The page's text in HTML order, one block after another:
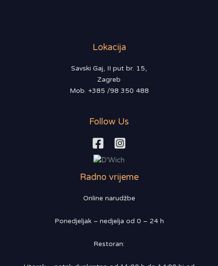
Lokacija
Savski Gaj, II put br. 15,
Zagreb
Mob. +385 /98 350 488
Follow Us
Radno vrijeme
Online narudžbe
Ponedjeljak – nedjelja od 0 – 24 h
Restoran: